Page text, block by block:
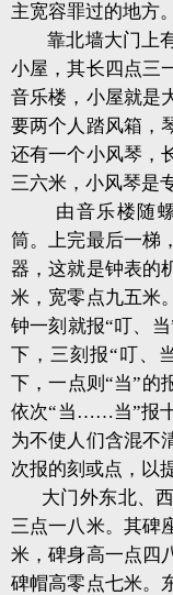
主宽容罪过的地方。
靠北墙大门上
小屋，其长四点三
音乐楼，小屋就是
要两个人踏风箱，
还有一个小风琴，
三六米，小风琴是
由音乐楼随
筒。上完最后一梯
器，这就是钟表的
米，宽零点九五米
钟一刻就报“叮、
下，三刻报“叮、
下，一点则“当”的
依次“当……当”报
为不使人们含混不
次报的刻或点，以
大门外东北、
三点一八米。其碑
米，碑身高一点四
碑帽高零点七米。